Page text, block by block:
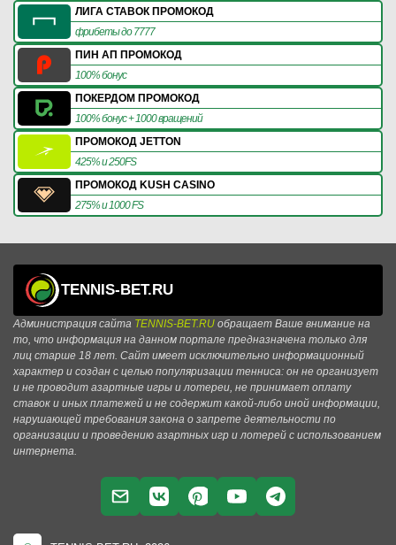
ЛИГА СТАВОК ПРОМОКОД
фрибеты до 7777
ПИН АП ПРОМОКОД
100% бонус
ПОКЕРДОМ ПРОМОКОД
100% бонус + 1000 вращений
ПРОМОКОД JETTON
425% и 250FS
ПРОМОКОД KUSH CASINO
275% и 1000 FS
TENNIS-BET.RU
Администрация сайта TENNIS-BET.RU обращает Ваше внимание на
то, что информация на данном портале предназначена только для
лиц старше 18 лет. Сайт имеет исключительно информационный
характер и создан с целью популяризации тенниса: он не организует
и не проводит азартные игры и лотереи, не принимает оплату
ставок и иных платежей и не содержит какой-либо иной информации,
нарушающей требования закона о запрете деятельности по
организации и проведению азартных игр и лотерей с использованием
интернета.